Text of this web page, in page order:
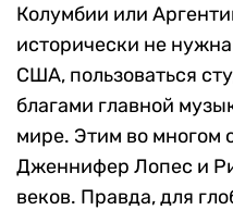
Колумбии или
исторически не
США, пользоваться
благами главной
мире. Этим во многом
Дженнифер Лопес и
веков. Правда, для